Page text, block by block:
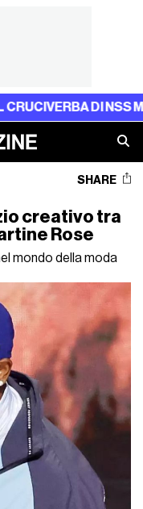
DI NSS
SHARE
creativo tra
Rose
mondo della moda